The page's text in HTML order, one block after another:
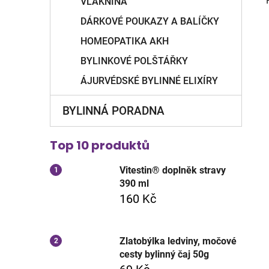
DÁRKOVÉ POUKAZY A BALÍČKY
HOMEOPATIKA AKH
BYLINKOVÉ POLŠTÁŘKY
ÁJURVÉDSKÉ BYLINNÉ ELIXÍRY
BYLINNÁ PORADNA
Top 10 produktů
Vitestin® doplněk stravy
390 ml
160 Kč
Zlatobýlka ledviny, močové
cesty bylinný čaj 50g